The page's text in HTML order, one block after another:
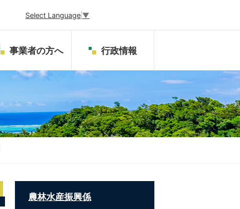
Select Language ▼
事業者の方へ 行政情報
農林水産振興係